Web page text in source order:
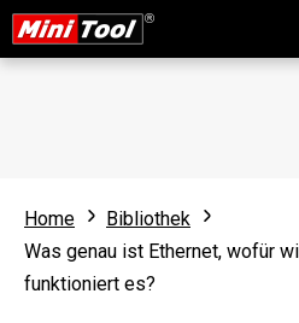
Home
Bibliothek
Was genau ist Ethernet, wofür
funktioniert es?